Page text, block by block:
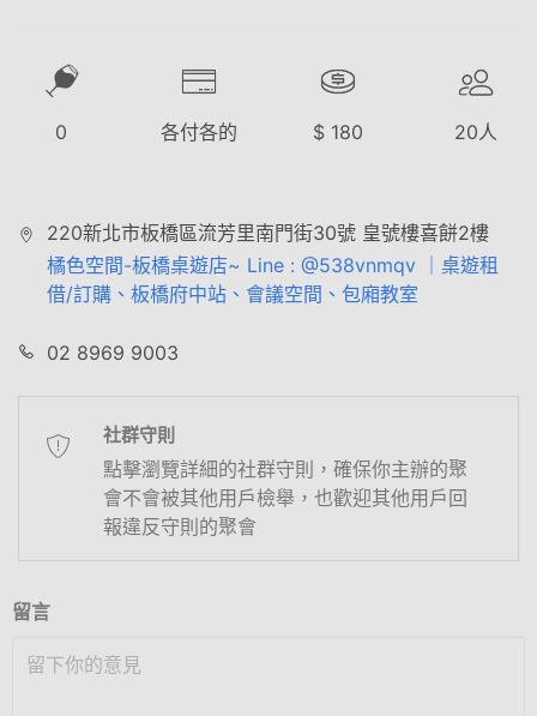
0 各付各的 $ 180 20人
220新北市板橋區流芳里南門街30號 皇號樓喜餅2樓
橘色空間-板橋桌遊店~ Line : @538vnmqv ｜桌遊租
借/訂購、板橋府中站、會議空間、包廂教室
02 8969 9003
社群守則
點擊瀏覽詳細的社群守則，確保你主辦的聚
會不會被其他用戶檢舉，也歡迎其他用戶回
報違反守則的聚會
留言